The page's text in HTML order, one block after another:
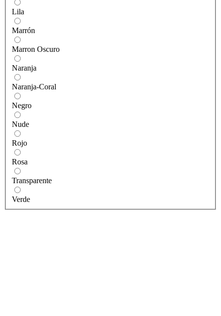
Lila
Marrón
Marron Oscuro
Naranja
Naranja-Coral
Negro
Nude
Rojo
Rosa
Transparente
Verde